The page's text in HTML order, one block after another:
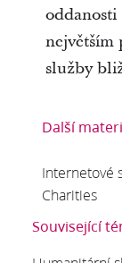
oddanosti
největším
služby
Další
Internetové
Charities
Související